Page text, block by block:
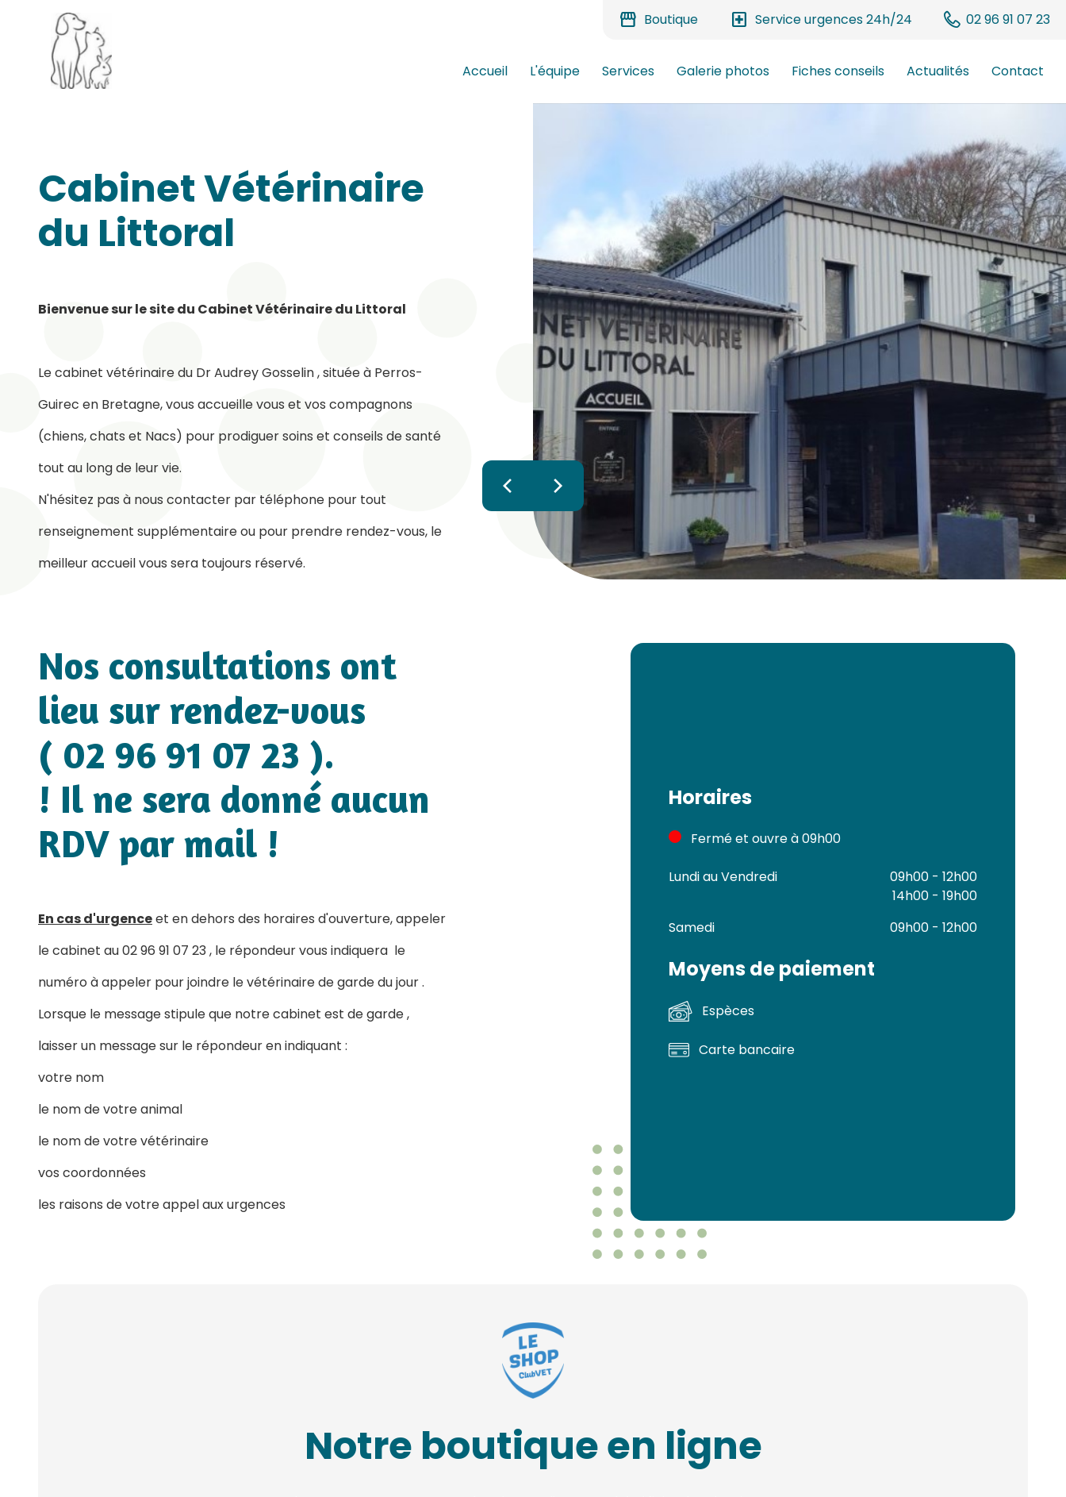
storefront Boutique local_hospital Service urgences 24h/24 02 96 91 07 23
Accueil L'équipe Services Galerie photos Fiches conseils Actualités Contact
chevron_left chevron_right
Cabinet Vétérinaire
du Littoral
Bienvenue sur le site du Cabinet Vétérinaire du Littoral
Le cabinet vétérinaire du Dr Audrey Gosselin , située à Perros-
Guirec en Bretagne, vous accueille vous et vos compagnons
(chiens, chats et Nacs) pour prodiguer soins et conseils de santé
tout au long de leur vie.
N'hésitez pas à nous contacter par téléphone pour tout
renseignement supplémentaire ou pour prendre rendez-vous, le
meilleur accueil vous sera toujours réservé.
Nos consultations ont
lieu sur rendez-vous
( 02 96 91 07 23 ).
! Il ne sera donné aucun
RDV par mail !
En cas d'urgenceet en dehors des horaires d'ouverture, appeler
le cabinet au 02 96 91 07 23 , le répondeur vous indiquera le
numéro à appeler pour joindre le vétérinaire de garde du jour .
Lorsque le message stipule que notre cabinet est de garde ,
laisser un message sur le répondeur en indiquant :
votre nom
le nom de votre animal
le nom de votre vétérinaire
vos coordonnées
les raisons de votre appel aux urgences
Horaires
Fermé et ouvre à 09h00
Lundi au Vendredi
09h00 - 12h00
14h00 - 19h00
Samedi
09h00 - 12h00
Moyens de paiement
Espèces
Carte bancaire
Notre boutique en ligne